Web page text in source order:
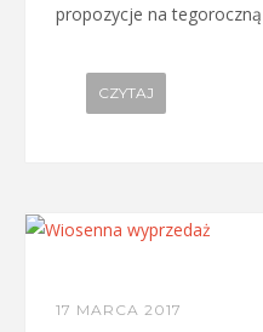
propozycje na
CZYTAJ
17 MARCA 2017